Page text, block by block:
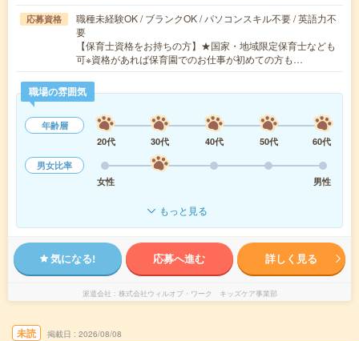
応募資格
職種未経験OK / ブランクOK / パソコンスキル不要 / 英語力不
要
【保育士資格をお持ちの方】★国家・地域限定保育士なども
可※資格があれば保育園でのお仕事が初めての方も…
職場の雰囲気
年齢層
20代
30代 40代 50代
60代
男女比率
女性
男性
もっと見る
気になる! 応募へ進む 詳しく見る
派遣会社 株式会社ウィルオブ・ワーク キッズケア事業部
未読 掲載日 2026/08/08